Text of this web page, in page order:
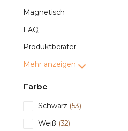
Magnetisch
FAQ
Produktberater
Mehr anzeigen
Farbe
Schwarz (53)
Weiß (32)